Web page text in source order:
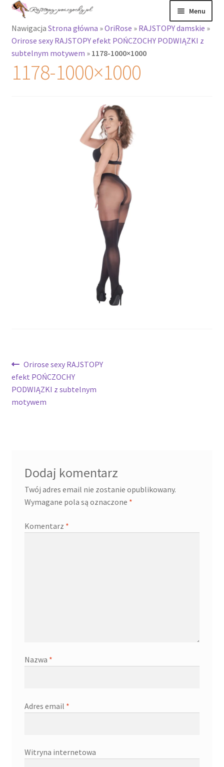
Przejdź
nawigacji
Przejdź
treści
Menu
Rajstopy
Rozwiń
menu
potomne
Nawigacja Strona główna »OriRose » RAJSTOPY damskie »
Orirose sexy RAJSTOPY efekt POŃCZOCHY PODWIĄZKI z
subtelnym motywem » 1178-1000×1000
1178-1000×1000
Nawigacja
wpisu
Poprzedni
wpis:
Orirose sexy RAJSTOPY
efekt POŃCZOCHY
PODWIĄZKI z subtelnym
motywem
Dodaj komentarz
Twój adres email nie zostanie opublikowany.
Wymagane pola są oznaczone *
Komentarz *
Nazwa *
Adres email *
Witryna internetowa